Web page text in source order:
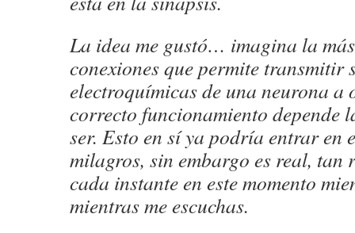
La idea me gustó… imagina la
conexiones que permite transmitir
electroquímicas de una neurona a
correcto funcionamiento depende
ser. Esto en sí ya podría entrar en
milagros, sin embargo es real, tan
cada instante en este momento
mientras me escuchas.